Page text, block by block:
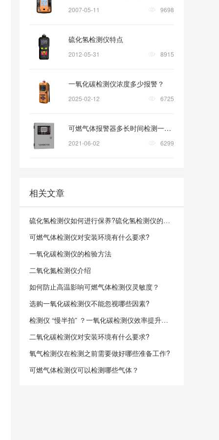
2007-05-11 9698
硫化氢检测仪特点
2012-05-31 8915
一氧化碳检测仪浓度多少报警？
2025-02-12 6725
可燃气体报警器多长时间检测一次?
2021-06-02 6299
相关文章
硫化氢检测仪如何进行保养?硫化氢检测仪的保养需要遵循这三个原则
可燃气体检测仪对安装环境有什么要求?
一氧化碳检测仪的检验方法
二氧化氮检测仪介绍
如何防止高温影响可燃气体检测仪灵敏度？
选购一氧化碳检测仪不能忽视哪些因素?
检测仪 “慢半拍” ？一氧化碳检测仪效率提升方案大揭秘
二氧化碳检测仪对安装环境有什么要求?
氧气检测仪在检测之前需要做好哪些准备工作?
可燃气体检测仪可以检测哪些气体？